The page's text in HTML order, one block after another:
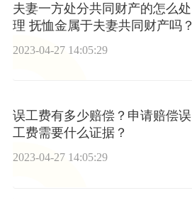
夫妻一方处分共同财产的怎么处
理 抚恤金属于夫妻共同财产吗？
2023-04-27 14:05:29
误工费有多少赔偿？申请赔偿误
工费需要什么证据？
2023-04-27 14:05:29